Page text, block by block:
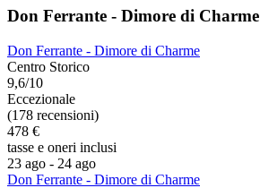
Don Ferrante - Dimore di Charme
Don Ferrante - Dimore di Charme
Centro Storico
9,6/10
Eccezionale
(178 recensioni)
478 €
tasse e oneri inclusi
23 ago - 24 ago
Don Ferrante - Dimore di Charme